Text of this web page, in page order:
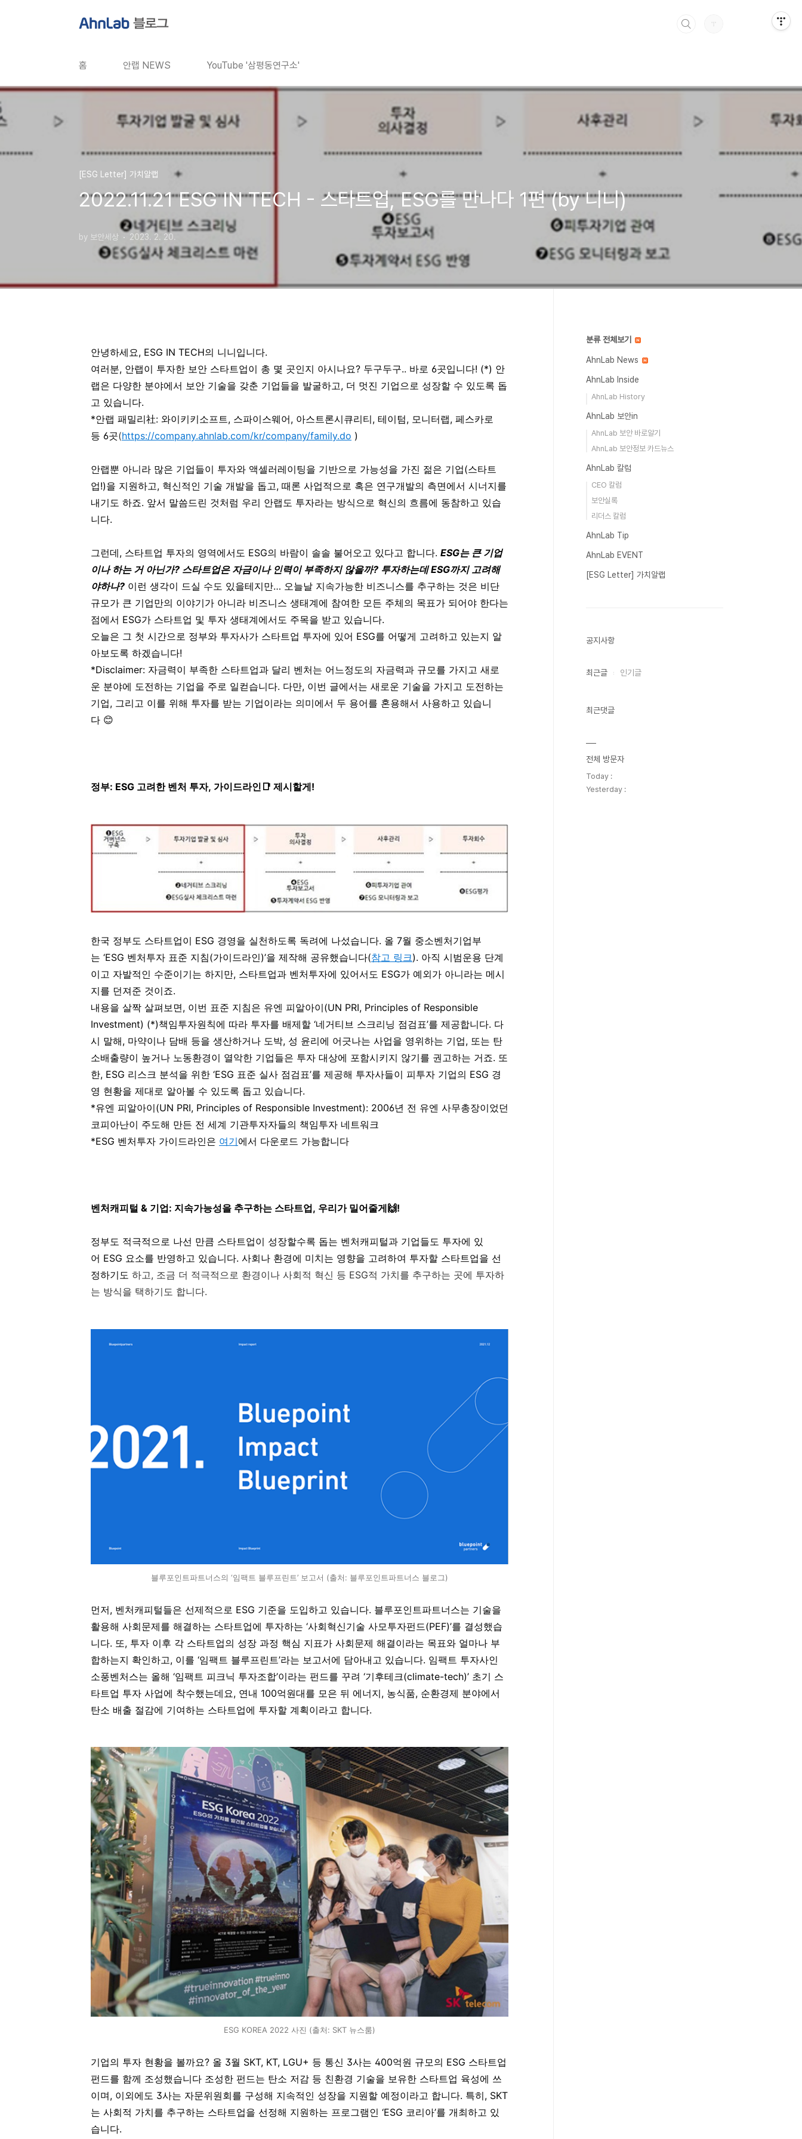
홈 안랩 NEWS YouTube '삼평동연구소'
[ESG Letter] 가치알랩
2022.11.21 ESG IN TECH - 스타트업, ESG를 만나다 1편 (by 니니)
by 보안세상 2023. 2. 20.
안녕하세요, ESG IN TECH의 니니입니다.
여러분, 안랩이 투자한 보안 스타트업이 총 몇 곳인지 아시나요? 두구두구.. 바로 6곳입니다! (*) 안
랩은 다양한 분야에서 보안 기술을 갖춘 기업들을 발굴하고, 더 멋진 기업으로 성장할 수 있도록 돕
고 있습니다.
*안랩 패밀리社: 와이키키소프트, 스파이스웨어, 아스트론시큐리티, 테이텀, 모니터랩, 페스카로
등 6곳(https://company.ahnlab.com/kr/company/family.do )
안랩뿐 아니라 많은 기업들이 투자와 액셀러레이팅을 기반으로 가능성을 가진 젊은 기업(스타트
업!)을 지원하고, 혁신적인 기술 개발을 돕고, 때론 사업적으로 혹은 연구개발의 측면에서 시너지를
내기도 하죠. 앞서 말씀드린 것처럼 우리 안랩도 투자라는 방식으로 혁신의 흐름에 동참하고 있습
니다.
그런데, 스타트업 투자의 영역에서도 ESG의 바람이 솔솔 불어오고 있다고 합니다. ESG는 큰 기업
이나 하는 거 아닌가? 스타트업은 자금이나 인력이 부족하지 않을까? 투자하는데 ESG까지 고려해
야하나? 이런 생각이 드실 수도 있을테지만… 오늘날 지속가능한 비즈니스를 추구하는 것은 비단
규모가 큰 기업만의 이야기가 아니라 비즈니스 생태계에 참여한 모든 주체의 목표가 되어야 한다는
점에서 ESG가 스타트업 및 투자 생태계에서도 주목을 받고 있습니다.
오늘은 그 첫 시간으로 정부와 투자사가 스타트업 투자에 있어 ESG를 어떻게 고려하고 있는지 알
아보도록 하겠습니다!
*Disclaimer: 자금력이 부족한 스타트업과 달리 벤처는 어느정도의 자금력과 규모를 가지고 새로
운 분야에 도전하는 기업을 주로 일컫습니다. 다만, 이번 글에서는 새로운 기술을 가지고 도전하는
기업, 그리고 이를 위해 투자를 받는 기업이라는 의미에서 두 용어를 혼용해서 사용하고 있습니
다 😊
정부: ESG 고려한 벤처 투자, 가이드라인 📑 제시할게!
한국 정부도 스타트업이 ESG 경영을 실천하도록 독려에 나섰습니다. 올 7월 중소벤처기업부
는 ‘ESG 벤처투자 표준 지침(가이드라인)’을 제작해 공유했습니다(참고 링크). 아직 시범운용 단계
이고 자발적인 수준이기는 하지만, 스타트업과 벤처투자에 있어서도 ESG가 예외가 아니라는 메시
지를 던져준 것이죠.
내용을 살짝 살펴보면, 이번 표준 지침은 유엔 피알아이(UN PRI, Principles of Responsible
Investment) (*)책임투자원칙에 따라 투자를 배제할 ‘네거티브 스크리닝 점검표’를 제공합니다. 다
시 말해, 마약이나 담배 등을 생산하거나 도박, 성 윤리에 어긋나는 사업을 영위하는 기업, 또는 탄
소배출량이 높거나 노동환경이 열악한 기업들은 투자 대상에 포함시키지 않기를 권고하는 거죠. 또
한, ESG 리스크 분석을 위한 ‘ESG 표준 실사 점검표’를 제공해 투자사들이 피투자 기업의 ESG 경
영 현황을 제대로 알아볼 수 있도록 돕고 있습니다.
*유엔 피알아이(UN PRI, Principles of Responsible Investment): 2006년 전 유엔 사무총장이었던
코피아난이 주도해 만든 전 세계 기관투자자들의 책임투자 네트워크
*ESG 벤처투자 가이드라인은 여기에서 다운로드 가능합니다
벤처캐피털 & 기업: 지속가능성을 추구하는 스타트업, 우리가 밀어줄게🙌!
정부도 적극적으로 나선 만큼 스타트업이 성장할수록 돕는 벤처캐피털과 기업들도 투자에 있
어 ESG 요소를 반영하고 있습니다. 사회나 환경에 미치는 영향을 고려하여 투자할 스타트업을 선
정하기도 하고, 조금 더 적극적으로 환경이나 사회적 혁신 등 ESG적 가치를 추구하는 곳에 투자하
는 방식을 택하기도 합니다.
블루포인트파트너스의 ‘임팩트 블루프린트’ 보고서 (출처: 블루포인트파트너스 블로그)
먼저, 벤처캐피털들은 선제적으로 ESG 기준을 도입하고 있습니다. 블루포인트파트너스는 기술을
활용해 사회문제를 해결하는 스타트업에 투자하는 ‘사회혁신기술 사모투자펀드(PEF)’를 결성했습
니다. 또, 투자 이후 각 스타트업의 성장 과정 핵심 지표가 사회문제 해결이라는 목표와 얼마나 부
합하는지 확인하고, 이를 ‘임팩트 블루프린트’라는 보고서에 담아내고 있습니다. 임팩트 투자사인
소풍벤처스는 올해 ‘임팩트 피크닉 투자조합’이라는 펀드를 꾸려 ‘기후테크(climate-tech)’ 초기 스
타트업 투자 사업에 착수했는데요, 연내 100억원대를 모은 뒤 에너지, 농식품, 순환경제 분야에서
탄소 배출 절감에 기여하는 스타트업에 투자할 계획이라고 합니다.
ESG KOREA 2022 사진 (출처: SKT 뉴스룸)
기업의 투자 현황을 볼까요? 올 3월 SKT, KT, LGU+ 등 통신 3사는 400억원 규모의 ESG 스타트업
펀드를 함께 조성했습니다 조성한 펀드는 탄소 저감 등 친환경 기술을 보유한 스타트업 육성에 쓰
이며, 이외에도 3사는 자문위원회를 구성해 지속적인 성장을 지원할 예정이라고 합니다. 특히, SKT
는 사회적 가치를 추구하는 스타트업을 선정해 지원하는 프로그램인 ‘ESG 코리아’를 개최하고 있
습니다.
분류 전체보기
AhnLab News
AhnLab Inside
AhnLab History
AhnLab 보안in
AhnLab 보안 바로알기
AhnLab 보안정보 카드뉴스
AhnLab 칼럼
CEO 칼럼
보안실록
리더스 칼럼
AhnLab Tip
AhnLab EVENT
[ESG Letter] 가치알랩
공지사항
최근글 인기글
최근댓글
전체 방문자
Today :
Yesterday :